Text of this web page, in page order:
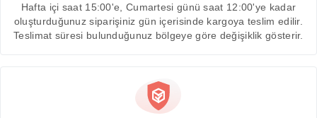
Hafta içi saat 15:00'e, Cumartesi günü saat 12:00'ye kadar
oluşturduğunuz siparişiniz gün içerisinde kargoya teslim edilir.
Teslimat süresi bulunduğunuz bölgeye göre değişiklik gösterir.